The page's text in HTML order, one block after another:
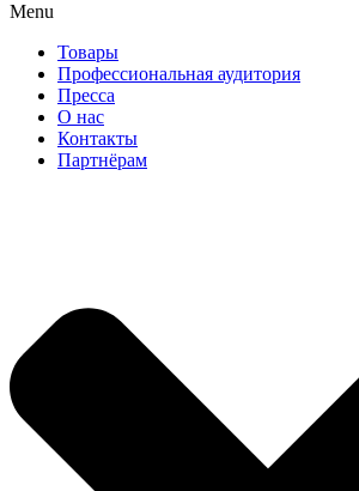
Menu
Товары
Профессиональная аудитория
Пресса
О нас
Контакты
Партнёрам